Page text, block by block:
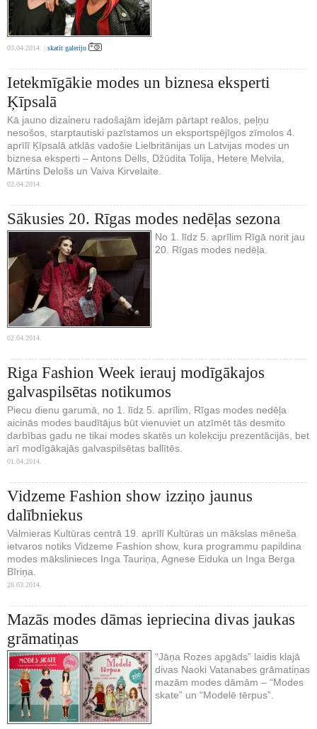
03.04.2014. | skatīt galeriju
Ietekmīgākie modes un biznesa eksperti
Ķīpsalā
Kā jauno dizaineru radošajām idejām pārtapt reālos, peļņu
nesošos, starptautiski pazīstamos un eksportspējīgos zīmolos 4.
aprīlī Ķīpsalā atklās vadošie Lielbritānijas un Latvijas modes un
biznesa eksperti – Antons Dells, Džūdita Tolija, Hetere Melvila,
Mārtins Delošs un Vaiva Kirvelaite.
02.04.2014.
Sākusies 20. Rīgas modes nedēļas sezona
No 1. līdz 5. aprīlim Rīgā norit jau
20. Rīgas modes nedēļa.
02.04.2014.
Riga Fashion Week ierauj modīgākajos
galvaspilsētas notikumos
Piecu dienu garumā, no 1. līdz 5. aprīlim, Rīgas modes nedēļa
aicinās modes baudītājus būt vienuviet un atzīmēt tās desmito
darbības gadu ne tikai modes skatēs un kolekciju prezentācijās, bet
arī modīgākajās galvaspilsētas ballītēs.
01.04.2014.
Vidzeme Fashion show izziņo jaunus
dalībniekus
Valmieras Kultūras centrā 19. aprīlī Kultūras un mākslas mēneša
ietvaros notiks Vidzeme Fashion show, kura programmu papildina
modes mākslinieces Inga Tauriņa, Agnese Eiduka un Inga Berga
Bīriņa.
28.03.2014.
Mazās modes dāmas iepriecina divas jaukas
grāmatiņas
“Jāņa Rozes apgāds” laidis klajā
divas Naoki Vatanabes grāmatiņas
mazām modes dāmām – “Modes
skate” un “Modelē tērpus”.